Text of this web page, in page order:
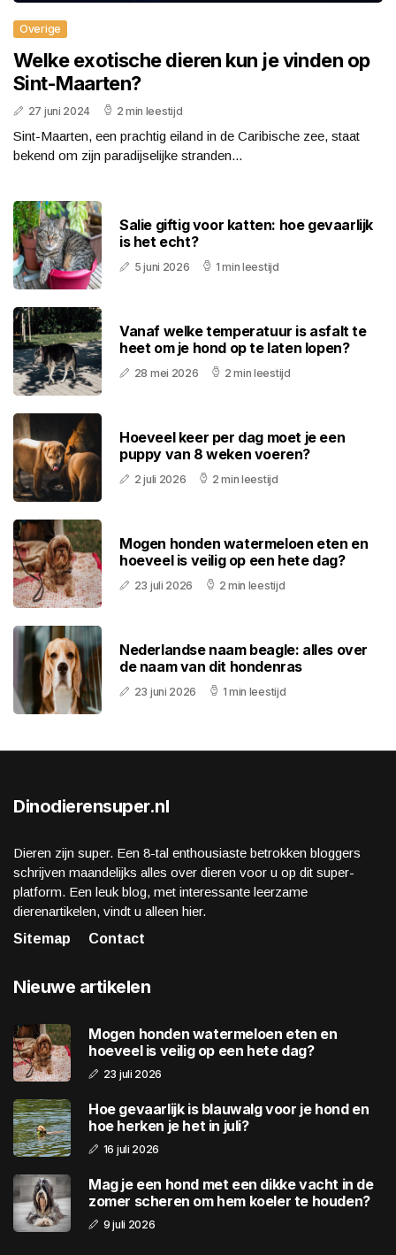
Overige
Welke exotische dieren kun je vinden op
Sint-Maarten?
27 juni 2024 2 min leestijd
Sint-Maarten, een prachtig eiland in de Caribische zee, staat
bekend om zijn paradijselijke stranden...
Salie giftig voor katten: hoe gevaarlijk
is het echt?
5 juni 2026 1 min leestijd
Vanaf welke temperatuur is asfalt te
heet om je hond op te laten lopen?
28 mei 2026 2 min leestijd
Hoeveel keer per dag moet je een
puppy van 8 weken voeren?
2 juli 2026 2 min leestijd
Mogen honden watermeloen eten en
hoeveel is veilig op een hete dag?
23 juli 2026 2 min leestijd
Nederlandse naam beagle: alles over
de naam van dit hondenras
23 juni 2026 1 min leestijd
Dinodierensuper.nl
Dieren zijn super. Een 8-tal enthousiaste betrokken bloggers
schrijven maandelijks alles over dieren voor u op dit super-
platform. Een leuk blog, met interessante leerzame
dierenartikelen, vindt u alleen hier.
Sitemap
Contact
Nieuwe artikelen
Mogen honden watermeloen eten en
hoeveel is veilig op een hete dag?
23 juli 2026
Hoe gevaarlijk is blauwalg voor je hond en
hoe herken je het in juli?
16 juli 2026
Mag je een hond met een dikke vacht in de
zomer scheren om hem koeler te houden?
9 juli 2026